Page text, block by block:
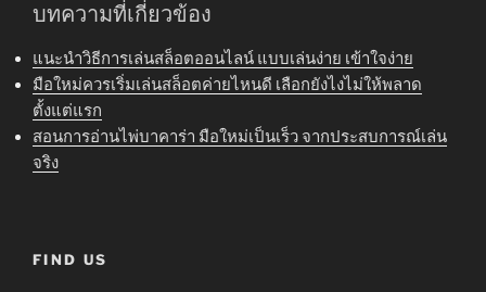
บทความที่เกี่ยวข้อง
แนะนำวิธีการเล่นสล็อตออนไลน์ แบบเล่นง่าย เข้าใจง่าย
มือใหม่ควรเริ่มเล่นสล็อตค่ายไหนดี เลือกยังไงไม่ให้พลาด
ตั้งแต่แรก
สอนการอ่านไพ่บาคาร่า มือใหม่เป็นเร็ว จากประสบการณ์เล่น
จริง
FIND US